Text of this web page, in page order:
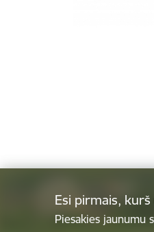
Esi pirmais, kurš
Piesakies jaunumu